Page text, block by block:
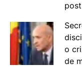
post
o
de